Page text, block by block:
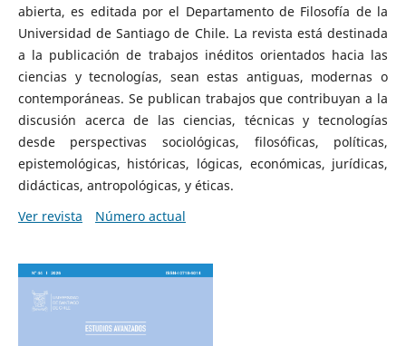
abierta, es editada por el Departamento de Filosofía de la
Universidad de Santiago de Chile. La revista está destinada
a la publicación de trabajos inéditos orientados hacia las
ciencias y tecnologías, sean estas antiguas, modernas o
contemporáneas. Se publican trabajos que contribuyan a la
discusión acerca de las ciencias, técnicas y tecnologías
desde perspectivas sociológicas, filosóficas, políticas,
epistemológicas, históricas, lógicas, económicas, jurídicas,
didácticas, antropológicas, y éticas.
Ver revista
Número actual